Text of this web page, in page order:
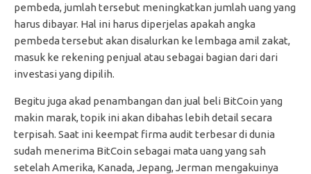
pembeda, jumlah tersebut meningkatkan jumlah uang yang
harus dibayar. Hal ini harus diperjelas apakah angka
pembeda tersebut akan disalurkan ke lembaga amil zakat,
masuk ke rekening penjual atau sebagai bagian dari dari
investasi yang dipilih.
Begitu juga akad penambangan dan jual beli BitCoin yang
makin marak, topik ini akan dibahas lebih detail secara
terpisah. Saat ini keempat firma audit terbesar di dunia
sudah menerima BitCoin sebagai mata uang yang sah
setelah Amerika, Kanada, Jepang, Jerman mengakuinya